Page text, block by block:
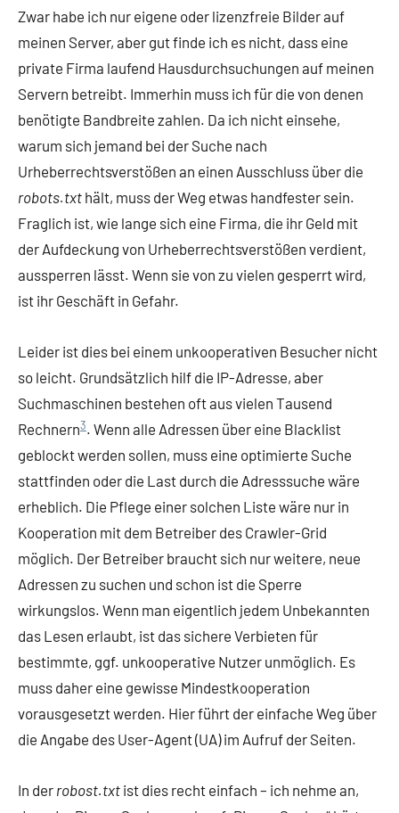
Zwar habe ich nur eigene oder lizenzfreie Bilder auf
meinen Server, aber gut finde ich es nicht, dass eine
private Firma laufend Hausdurchsuchungen auf meinen
Servern betreibt. Immerhin muss ich für die von denen
benötigte Bandbreite zahlen. Da ich nicht einsehe,
warum sich jemand bei der Suche nach
Urheberrechtsverstößen an einen Ausschluss über die
robots.txt hält, muss der Weg etwas handfester sein.
Fraglich ist, wie lange sich eine Firma, die ihr Geld mit
der Aufdeckung von Urheberrechtsverstößen verdient,
aussperren lässt. Wenn sie von zu vielen gesperrt wird,
ist ihr Geschäft in Gefahr.
Leider ist dies bei einem unkooperativen Besucher nicht
so leicht. Grundsätzlich hilf die IP-Adresse, aber
Suchmaschinen bestehen oft aus vielen Tausend
Rechnern3. Wenn alle Adressen über eine Blacklist
geblockt werden sollen, muss eine optimierte Suche
stattfinden oder die Last durch die Adresssuche wäre
erheblich. Die Pflege einer solchen Liste wäre nur in
Kooperation mit dem Betreiber des Crawler-Grid
möglich. Der Betreiber braucht sich nur weitere, neue
Adressen zu suchen und schon ist die Sperre
wirkungslos. Wenn man eigentlich jedem Unbekannten
das Lesen erlaubt, ist das sichere Verbieten für
bestimmte, ggf. unkooperative Nutzer unmöglich. Es
muss daher eine gewisse Mindestkooperation
vorausgesetzt werden. Hier führt der einfache Weg über
die Angabe des User-Agent (UA) im Aufruf der Seiten.
In der robost.txt ist dies recht einfach – ich nehme an,